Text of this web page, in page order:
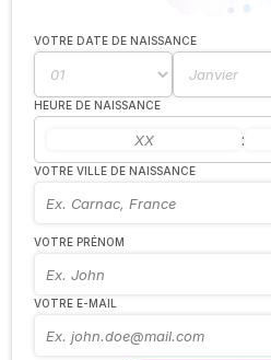
VOTRE DATE DE NAISSANCE
HEURE DE NAISSANCE
:
VOTRE VILLE DE NAISSANCE
VOTRE PRÉNOM
VOTRE E-MAIL